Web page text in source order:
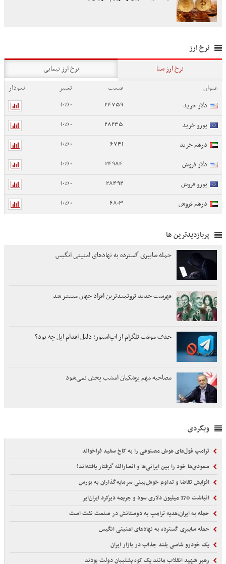
نرخ ارز
نرخ ارز سنا
نرخ ارز نیمایی
عنوان
قیمت تغییر
نمودار
دلار خرید
24759
0 (0%)
یورو خرید 28235
0 (0%)
درهم خرید 6741
0 (0%)
دلار فروش 24984
0 (0%)
یورو فروش 28492
0 (0%)
درهم فروش 6803
0 (0%)
پربازدیدترین ها
حمله سایبری گسترده به نهادهای امنیتی انگیس
فهرست جدید ثروتمندترین افراد جهان منتشر شد
حذف موقت تلگرام از اپ‌استور؛ دلیل اقدام اپل چه بود؟
مصاحبه مهم پزشکیان امشب پخش نمی‌شود
وبگردی
ترامپ غول‌های هوش مصنوعی را به کاخ سفید فراخواند
سعودی‌ها خود را بین ایرانی‌ها و انصارالله گرفتار یافته‌اند!
افزایش تقاضا و تداوم خوش‌بینی سرمایه‌گذاران به بورس
انباشت 170 میلیون دلاری سود و جریمه دیرکرد ایران‌ایر
حمله به ایران،هدیه ترامپ به دوستانش در صنعت نفت است
حمله سایبری گسترده به نهادهای امنیتی انگیس
یک خودرو شاسی بلند جذاب در بازار ایران
رهبر شهید انقلاب مانند یک کوه پشتیبان دولت بودند